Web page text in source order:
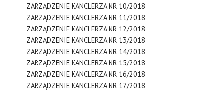
ZARZĄDZENIE KANCLERZA NR 10/2018
ZARZĄDZENIE KANCLERZA NR 11/2018
ZARZĄDZENIE KANCLERZA NR 12/2018
ZARZĄDZENIE KANCLERZA NR 13/2018
ZARZĄDZENIE KANCLERZA NR 14/2018
ZARZĄDZENIE KANCLERZA NR 15/2018
ZARZĄDZENIE KANCLERZA NR 16/2018
ZARZĄDZENIE KANCLERZA NR 17/2018